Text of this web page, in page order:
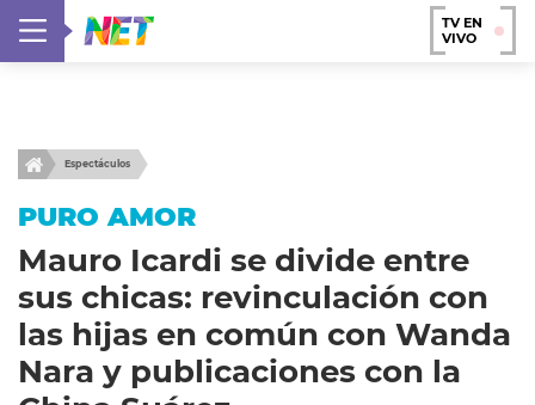
TV EN
VIVO
Espectáculos
PURO AMOR
Mauro Icardi se divide entre
sus chicas: revinculación con
las hijas en común con Wanda
Nara y publicaciones con la